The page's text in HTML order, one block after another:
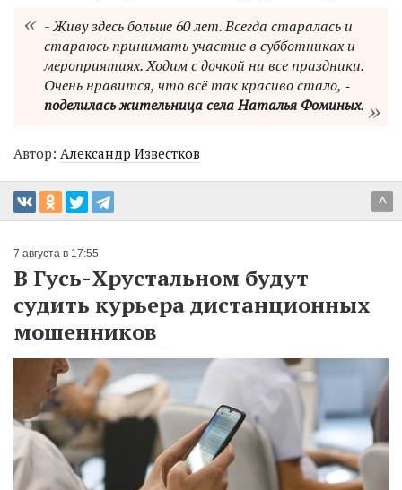
- Живу здесь больше 60 лет. Всегда старалась и
стараюсь принимать участие в субботниках и
мероприятиях. Ходим с дочкой на все праздники.
Очень нравится, что всё так красиво стало, ‑
поделилась жительница села Наталья Фоминых.
Автор: Александр Известков
^
7 августа в 17:55
В Гусь-Хрустальном будут
судить курьера дистанционных
мошенников